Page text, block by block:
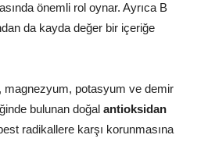
önemli rol oynar. Ayrıca B
da kayda değer bir içeriğe
, magnezyum, potasyum ve demir
bulunan doğal antioksidan
radikallere karşı korunmasına